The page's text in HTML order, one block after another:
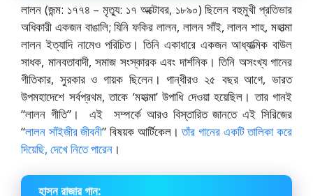
লালন (জন্ম: ১৭৭৪ – মৃত্যু: ১৭ অক্টোবর, ১৮৯০) ছিলেন বহুমুখী প্রতিভার
অধিকারী একজন বাঙালি; যিনি ফকির লালন, লালন সাঁই, লালন শাহ, মহাত্মা
লালন ইত্যাদি নামেও পরিচিত। তিনি একাধারে একজন আধ্যাত্মিক বাউল
সাধক, মানবতাবাদী, সমাজ সংস্কারক এবং দার্শনিক। তিনি অসংখ্য গানের
গীতিকার, সুরকার ও গায়ক ছিলেন। গান্ধীরও ২৫ বছর আগে, ভারত
উপমহাদেশে সর্বপ্রথম, তাকে ‘মহাত্মা’ উপাধি দেওয়া হয়েছিল। তার গানই
“লালন গীতি”। এই সম্পর্কে আরও বিস্তারিত জানতে এই সিরিজের
“লালন সাঁইজীর জীবনী” বিষয়ক আর্টিকেল। তাঁর গানের একটি তালিকা করে
দিয়েছি, দেখে নিতে পারেন ।
হাসন রাজার গান: